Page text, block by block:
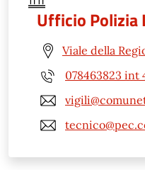
Ufficio Polizia
Viale della
078463823 int